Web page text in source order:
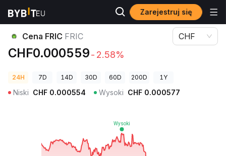
Zarejestruj się
Ceny kryptowalut
Cena FRIC FRIC
CHF0.000559-2.58%
CHF
24H 7D 14D 30D 60D 200D 1Y
Niski CHF 0.000554 Wysoki CHF 0.000577